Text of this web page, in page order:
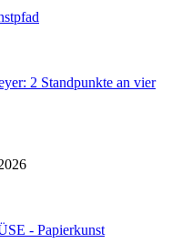
2 Standpunkte an vier
- Papierkunst